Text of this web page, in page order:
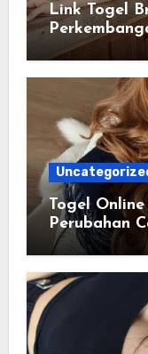
Link Togel
Digital Masa
Togel
Perubahan
Mengakses